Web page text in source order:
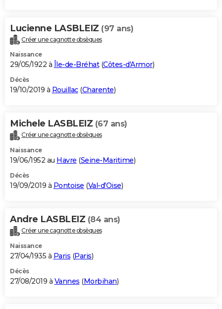
Lucienne LASBLEIZ (97 ans)
Créer une cagnotte obsèques
Naissance
29/05/1922 à Île-de-Bréhat(Côtes-d'Armor)
Décès
19/10/2019 à Rouillac(Charente)
Michele LASBLEIZ (67 ans)
Créer une cagnotte obsèques
Naissance
19/06/1952 au Havre (Seine-Maritime)
Décès
19/09/2019 à Pontoise (Val-d'Oise)
Andre LASBLEIZ (84 ans)
Créer une cagnotte obsèques
Naissance
27/04/1935 à Paris (Paris)
Décès
27/08/2019 à Vannes (Morbihan)